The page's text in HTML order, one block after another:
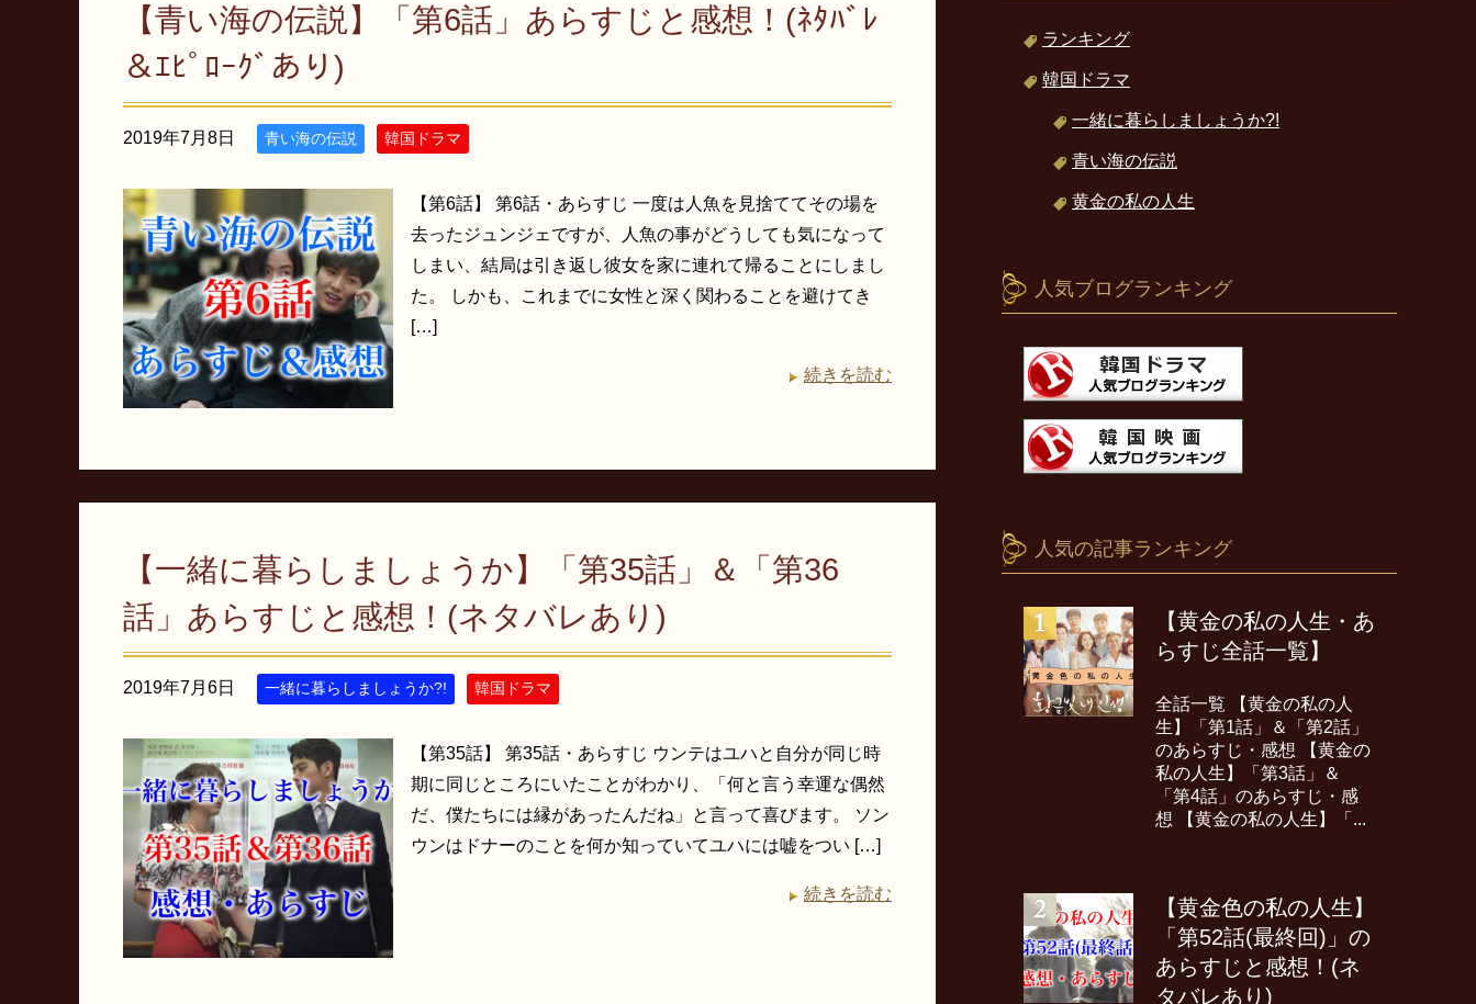
【青い海の伝説】「第6話」あらすじと感想！(ﾈﾀﾊﾞﾚ
＆ｴﾋﾟﾛｰｸﾞあり)
2019年7月8日 青い海の伝説 韓国ドラマ
【第6話】 第6話・あらすじ 一度は人魚を見捨ててその場を
去ったジュンジェですが、人魚の事がどうしても気になって
しまい、結局は引き返し彼女を家に連れて帰ることにしまし
た。 しかも、これまでに女性と深く関わることを避けてき
[…]
続きを読む
【一緒に暮らしましょうか】「第35話」＆「第36
話」あらすじと感想！(ネタバレあり)
2019年7月6日 一緒に暮らしましょうか?! 韓国ドラマ
【第35話】 第35話・あらすじ ウンテはユハと自分が同じ時
期に同じところにいたことがわかり、「何と言う幸運な偶然
だ、僕たちには縁があったんだね」と言って喜びます。 ソン
ウンはドナーのことを何か知っていてユハには嘘をつい […]
続きを読む
ランキング
韓国ドラマ
一緒に暮らしましょうか?!
青い海の伝説
黄金の私の人生
人気ブログランキング
人気の記事ランキング
【黄金の私の人生・あ
らすじ全話一覧】
全話一覧 【黄金の私の人
生】「第1話」＆「第2話」
のあらすじ・感想 【黄金の
私の人生】「第3話」＆
「第4話」のあらすじ・感
想 【黄金の私の人生】「...
【黄金色の私の人生】
「第52話(最終回)」の
あらすじと感想！(ネ
タバレあり)